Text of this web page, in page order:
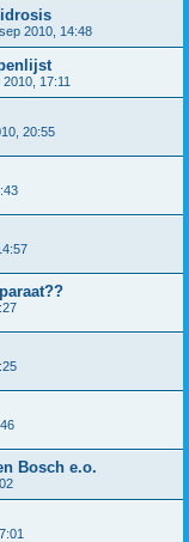
2010, 14:48
17:11
20:55
Bosch e.o.